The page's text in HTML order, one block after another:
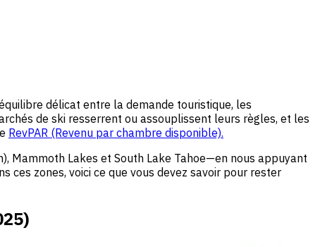
délicat entre la demande touristique, les
de ski resserrent ou assouplissent leurs règles, et les
RevPAR (Revenu par chambre disponible).
Mammoth Lakes et South Lake Tahoe—en nous appuyant
ces zones, voici ce que vous devez savoir pour rester